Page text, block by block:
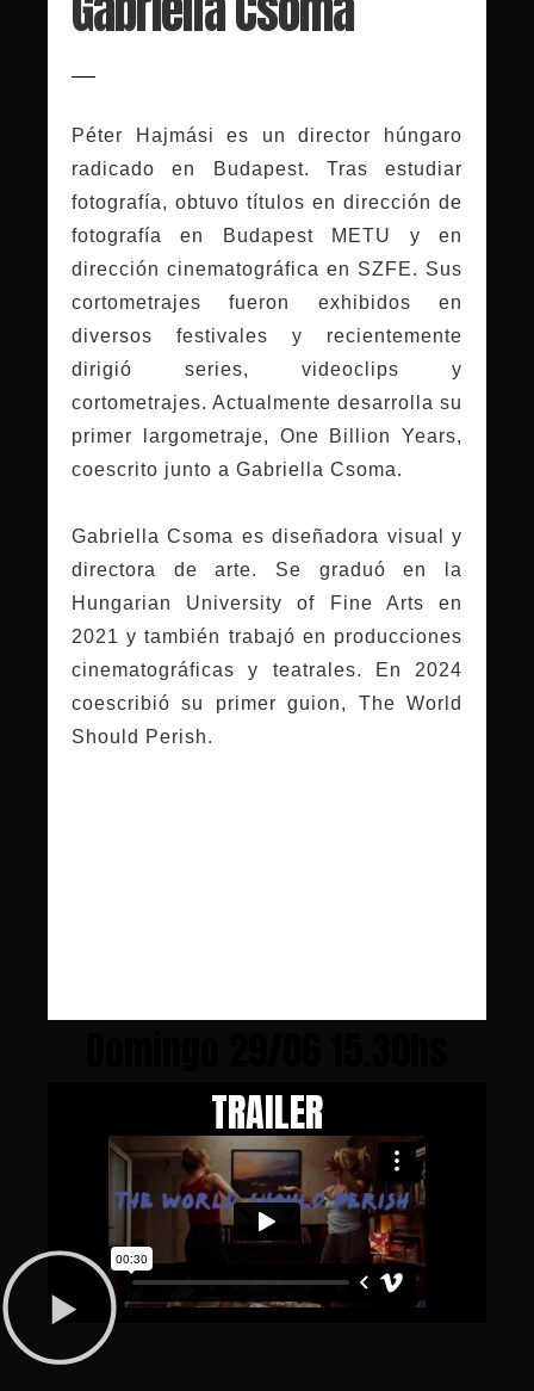
Péter Hajmási es un director húngaro
radicado en Budapest. Tras estudiar
fotografía, obtuvo títulos en dirección de
fotografía en Budapest METU y en
dirección cinematográfica en SZFE. Sus
cortometrajes fueron exhibidos en
diversos festivales y recientemente
dirigió series, videoclips y
cortometrajes. Actualmente desarrolla su
primer largometraje, One Billion Years,
coescrito junto a Gabriella Csoma.
Gabriella Csoma es diseñadora visual y
directora de arte. Se graduó en la
Hungarian University of Fine Arts en
2021 y también trabajó en producciones
cinematográficas y teatrales. En 2024
coescribió su primer guion, The World
Should Perish.
TRAILER